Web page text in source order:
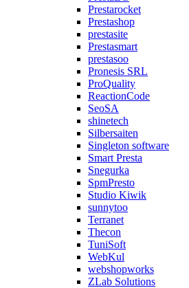
Prestarocket
Prestashop
prestasite
Prestasmart
prestasoo
Pronesis SRL
ProQuality
ReactionCode
SeoSA
shinetech
Silbersaiten
Singleton software
Smart Presta
Snegurka
SpmPresto
Studio Kiwik
sunnytoo
Terranet
Thecon
TuniSoft
WebKul
webshopworks
ZLab Solutions